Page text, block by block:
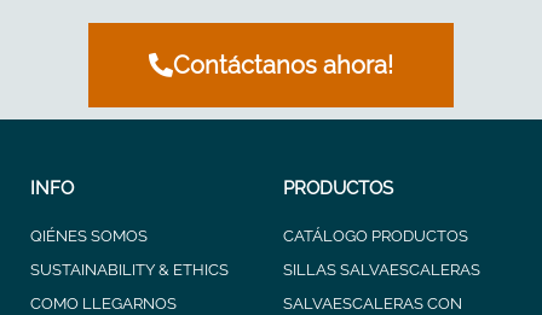
Contáctanos ahora!
INFO
QIÉNES SOMOS
SUSTAINABILITY & ETHICS
COMO LLEGARNOS
PRODUCTOS
CATÁLOGO PRODUCTOS
SILLAS SALVAESCALERAS
SALVAESCALERAS CON